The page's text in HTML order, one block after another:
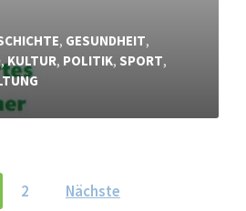
, GESUNDHEIT,
,KULTUR, POLITIK, SPORT,
2 Nächste